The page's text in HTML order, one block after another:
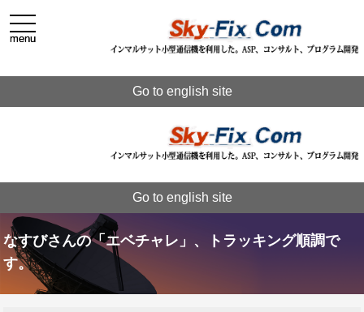
toggle
navigation
menu
Go to english site
toggle
navigation
menu
Go to english site
なすびさんの「エベチャレ」、トラッキング順調で
す。